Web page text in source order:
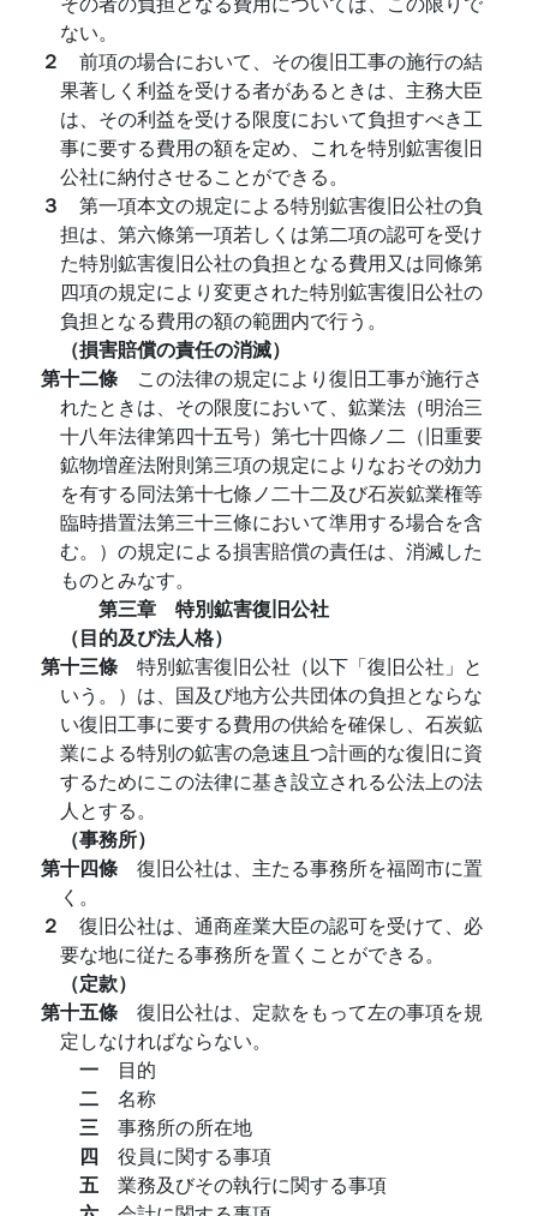
ない。
２ 前項の場合において、その復旧工事の施行の結
果著しく利益を受ける者があるときは、主務大臣
は、その利益を受ける限度において負担すべき工
事に要する費用の額を定め、これを特別鉱害復旧
公社に納付させることができる。
３ 第一項本文の規定による特別鉱害復旧公社の負
担は、第六條第一項若しくは第二項の認可を受け
た特別鉱害復旧公社の負担となる費用又は同條第
四項の規定により変更された特別鉱害復旧公社の
負担となる費用の額の範囲内で行う。
（損害賠償の責任の消滅）
第十二條 この法律の規定により復旧工事が施行さ
れたときは、その限度において、鉱業法（明治三
十八年法律第四十五号）第七十四條ノ二（旧重要
鉱物増産法附則第三項の規定によりなおその効力
を有する同法第十七條ノ二十二及び石炭鉱業権等
臨時措置法第三十三條において準用する場合を含
む。）の規定による損害賠償の責任は、消滅した
ものとみなす。
第三章 特別鉱害復旧公社
（目的及び法人格）
第十三條 特別鉱害復旧公社（以下「復旧公社」と
いう。）は、国及び地方公共団体の負担とならな
い復旧工事に要する費用の供給を確保し、石炭鉱
業による特別の鉱害の急速且つ計画的な復旧に資
するためにこの法律に基き設立される公法上の法
人とする。
（事務所）
第十四條 復旧公社は、主たる事務所を福岡市に置
く。
２ 復旧公社は、通商産業大臣の認可を受けて、必
要な地に従たる事務所を置くことができる。
（定款）
第十五條 復旧公社は、定款をもって左の事項を規
定しなければならない。
一 目的
二 名称
三 事務所の所在地
四 役員に関する事項
五 業務及びその執行に関する事項